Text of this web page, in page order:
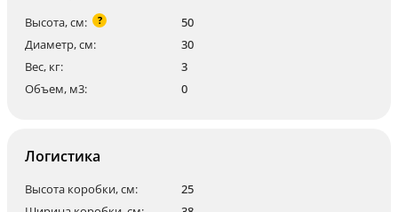
Высота, см: ?
50
Диаметр, см:
30
Вес, кг:
3
Объем, м3:
0
Логистика
Высота коробки, см:
25